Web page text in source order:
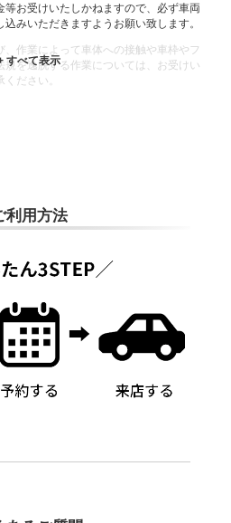
等お受けいたしかねますので、必ず車両
みいただきますようお願い致します。
作業によって車体への接触や車枠やフ
規を逸脱する作業については、お受けい
ださい。
利用方法